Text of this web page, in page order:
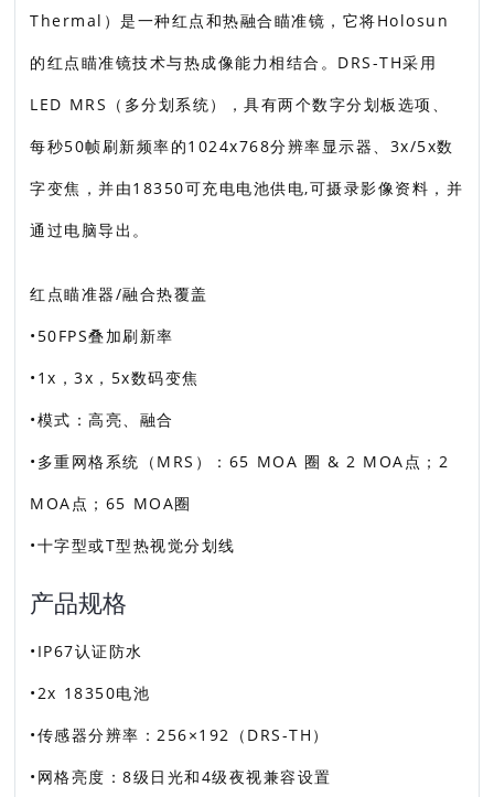
Thermal）是一种红点和热融合瞄准镜，它将Holosun
的红点瞄准镜技术与热成像能力相结合。DRS-TH采用
LED MRS（多分划系统），具有两个数字分划板选项、
每秒50帧刷新频率的1024x768分辨率显示器、3x/5x数
字变焦，并由18350可充电电池供电,可摄录影像资料，并
通过电脑导出。
红点瞄准器/融合热覆盖
•50FPS叠加刷新率
•1x，3x，5x数码变焦
•模式：高亮、融合
•多重网格系统（MRS）：65 MOA 圈 & 2 MOA点；2
MOA点；65 MOA圈
•十字型或T型热视觉分划线
产品规格
•IP67认证防水
•2x 18350电池
•传感器分辨率：256×192（DRS-TH）
•网格亮度：8级日光和4级夜视兼容设置